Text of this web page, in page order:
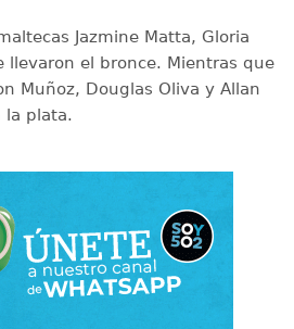
Jazmine Matta, Gloria
llevaron el bronce. Mientras que
Muñoz, Douglas Oliva y Allan
la plata.